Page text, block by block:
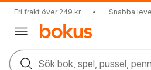
Fri frakt över 249 kr • Snabba
Sök bok, spel, pussel,